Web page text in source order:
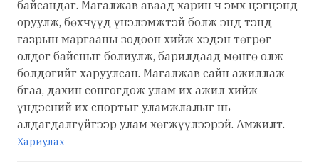
байсандаг. Магалжав аваад харин ч эмх цэгцэнд
оруулж, бөхчүүд үнэлэмжтэй болж энд тэнд
газрын маргааны зодоон хийж хэдэн төгрөг
олдог байсныг болиулж, барилдаад мөнгө олж
болдогийг харуулсан. Магалжав сайн ажиллаж
бгаа, дахин сонгогдож улам их ажил хийж
үндэсний их спортыг уламжлалыг нь
алдагдалгүйгээр улам хөгжүүлээрэй. Амжилт.
Хариулах